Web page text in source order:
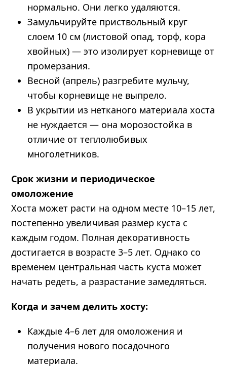
нормально. Они легко удаляются.
Замульчируйте приствольный круг
слоем 10 см (листовой опад, торф, кора
хвойных) — это изолирует корневище от
промерзания.
Весной (апрель) разгребите мульчу,
чтобы корневище не выпрело.
В укрытии из нетканого материала хоста
не нуждается — она морозостойка в
отличие от теплолюбивых
многолетников.
Срок жизни и периодическое
омоложение
Хоста может расти на одном месте 10–15 лет,
постепенно увеличивая размер куста с
каждым годом. Полная декоративность
достигается в возрасте 3–5 лет. Однако со
временем центральная часть куста может
начать редеть, а разрастание замедляться.
Когда и зачем делить хосту:
Каждые 4–6 лет для омоложения и
получения нового посадочного
материала.